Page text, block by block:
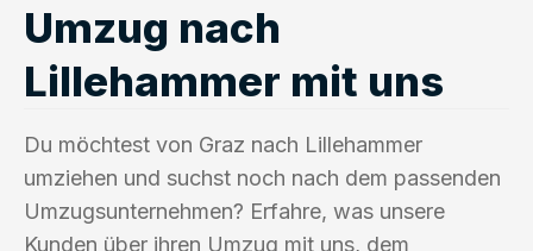
Umzug nach
Lillehammer mit uns
Du möchtest von Graz nach Lillehammer
umziehen und suchst noch nach dem passenden
Umzugsunternehmen? Erfahre, was unsere
Kunden über ihren Umzug mit uns, dem